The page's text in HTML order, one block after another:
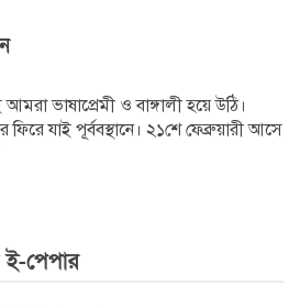
ভাষাপ্রেমী ও বাঙ্গালী হয়ে উঠি।
ফিরে যাই পূর্ববস্থানে। ২১শে ফেব্রুয়ারী আসে
ই-পেপার